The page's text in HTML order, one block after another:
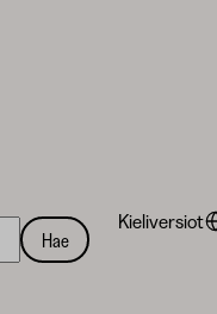
Hae
Kieliversiot